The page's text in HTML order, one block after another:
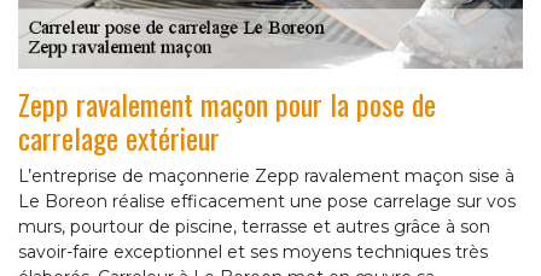
Zepp ravalement maçon pour la pose de
carrelage extérieur
L’entreprise de maçonnerie Zepp ravalement maçon sise à
Le Boreon réalise efficacement une pose carrelage sur vos
murs, pourtour de piscine, terrasse et autres grâce à son
savoir-faire exceptionnel et ses moyens techniques très